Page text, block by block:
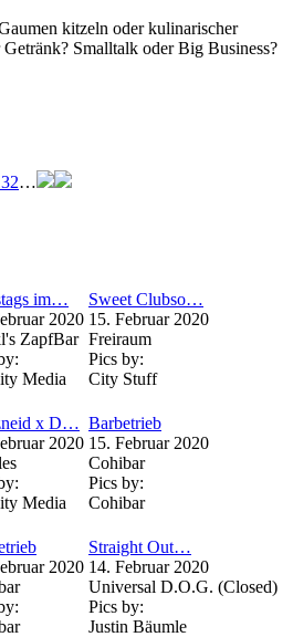
kitzeln oder kulinarischer
Smalltalk oder Big Business?
32…
im…
2020
ZapfBar
Media
Sweet Clubso…
15. Februar 2020
Freiraum
Pics by:
City Stuff
x D…
2020
Media
Barbetrieb
15. Februar 2020
Cohibar
Pics by:
Cohibar
2020
Straight Out…
14. Februar 2020
Universal D.O.G. (Closed)
Pics by:
Justin Bäumle